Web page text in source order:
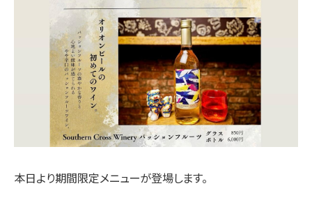
本日より期間限定メニューが登場します。